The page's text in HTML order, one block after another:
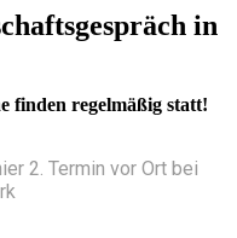
in
finden regelmäßig statt!
2. Termin vor Ort bei